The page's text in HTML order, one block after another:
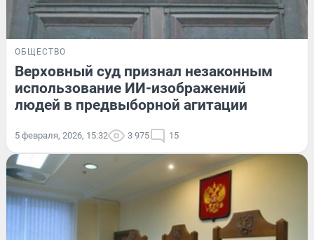
ОБЩЕСТВО
Верховный суд признал незаконным
использование ИИ-изображений
людей в предвыборной агитации
5 февраля, 2026, 15:32 3 975 15